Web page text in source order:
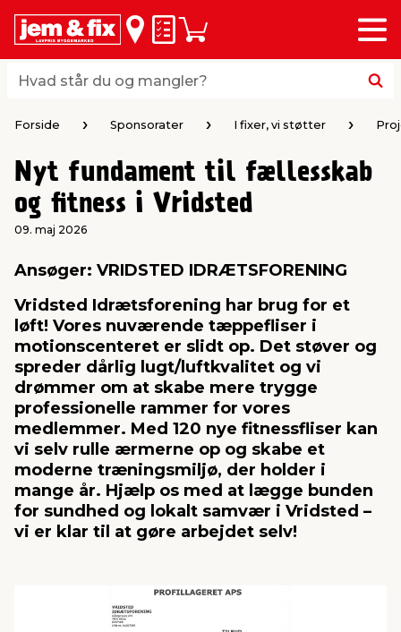
Hvad står du og mangler?
Hvad står du og mangler?
Huskeseddel
Indkøbskurv
Menu
& vægge
vinduer
brædder
& stilladser
& varme
& ophæng
& opbevaring
& persienner
& sikkerhed
& armatur
& ventilation
kloak
fittings
Home
data & TV
& kemikalier
& fugemasse
af værktøj
maskiner
& spande
underholdning
udendørs spa
& fritid
Forside Sponsorater I fixer, vi støtter
Nyt fundament til fællesskab
og fitness i Vridsted
09. maj 2026
Ansøger: VRIDSTED IDRÆTSFORENING
Vridsted Idrætsforening har brug for et
løft! Vores nuværende tæppefliser i
motionscenteret er slidt op. Det støver og
spreder dårlig lugt/luftkvalitet og vi
drømmer om at skabe mere trygge
professionelle rammer for vores
medlemmer. Med 120 nye fitnessfliser kan
vi selv rulle ærmerne op og skabe et
moderne træningsmiljø, der holder i
mange år. Hjælp os med at lægge bunden
for sundhed og lokalt samvær i Vridsted –
vi er klar til at gøre arbejdet selv!